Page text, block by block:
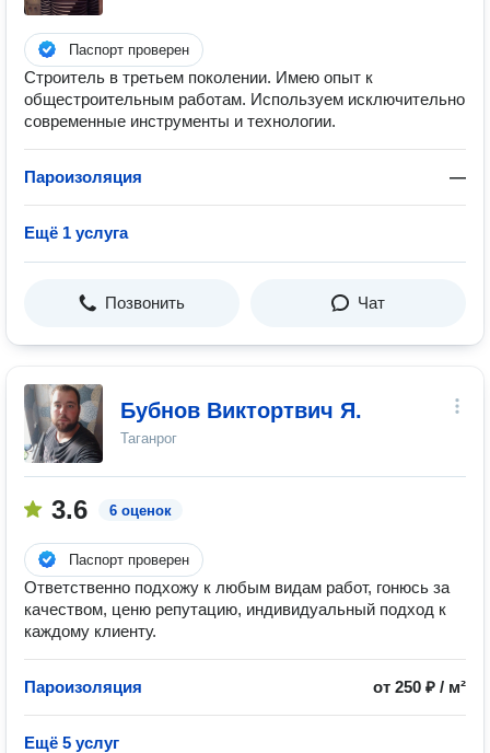
Паспорт проверен
Строитель в третьем поколении. Имею опыт к
общестроительным работам. Используем исключительно
современные инструменты и технологии.
Пароизоляция —
Ещё 1 услуга
Позвонить Чат
Бубнов Виктортвич Я.
Таганрог
3.6 6 оценок
Паспорт проверен
Ответственно подхожу к любым видам работ, гонюсь за
качеством, ценю репутацию, индивидуальный подход к
каждому клиенту.
Пароизоляция от 250 ₽ / м²
Ещё 5 услуг